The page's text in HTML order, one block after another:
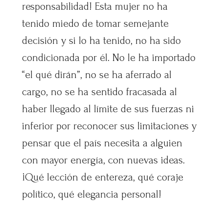
responsabilidad! Esta mujer no ha
tenido miedo de tomar semejante
decisión y si lo ha tenido, no ha sido
condicionada por él. No le ha importado
“el qué dirán”, no se ha aferrado al
cargo, no se ha sentido fracasada al
haber llegado al límite de sus fuerzas ni
inferior por reconocer sus limitaciones y
pensar que el país necesita a alguien
con mayor energía, con nuevas ideas.
¡Qué lección de entereza, qué coraje
político, qué elegancia personal!